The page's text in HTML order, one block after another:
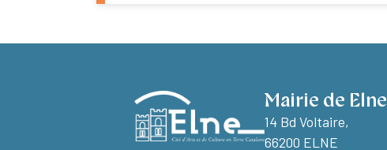
Mairie de Elne
14 Bd Voltaire,
66200 ELNE